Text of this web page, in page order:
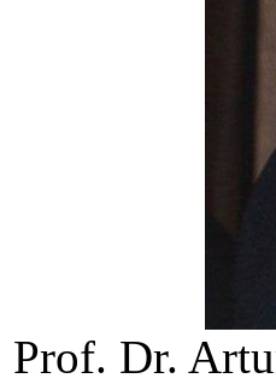
Prof. Dr.